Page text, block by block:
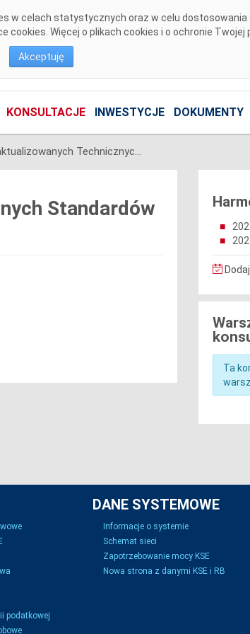
w celach statystycznych oraz w celu
Więcej o plikach cookies i o ochronie Twojej
Akceptuję
KONSULTACJE INWESTYCJE DOKUMENTY
Konsultacje zaktualizowanych Technicznych Standardów Komunikacji Biznesowej
Standardów
Ta
podatkowej
DANE SYSTEMOWE
Informacje o systemie
Schemat sieci
Zapotrzebowanie mocy KSE
Nowa strona z danymi KSE i RB